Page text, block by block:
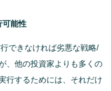
可能性
できなければ劣悪な戦略/
、他の投資家よりも多くの
行するためには、それだけ